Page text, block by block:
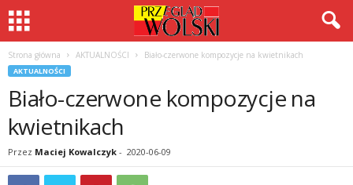
Strona główna AKTUALNOŚCI Biało-czerwone kompozycje na kwietnikach
AKTUALNOŚCI
Biało-czerwone kompozycje na
kwietnikach
Przez Maciej Kowalczyk - 2020-06-09